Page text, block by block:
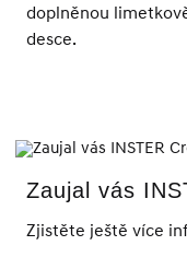
doplněnou
desce.
Zaujal vás
Zjistěte ještě více